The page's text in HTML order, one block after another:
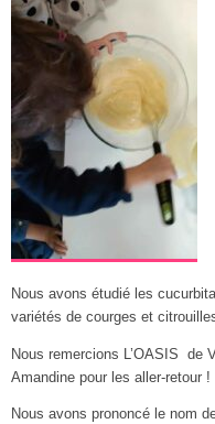
Nous avons étudié les
variétés de courges et
Nous remercions L’OASIS de
Amandine pour les aller-retour !
Nous avons prononcé le nom